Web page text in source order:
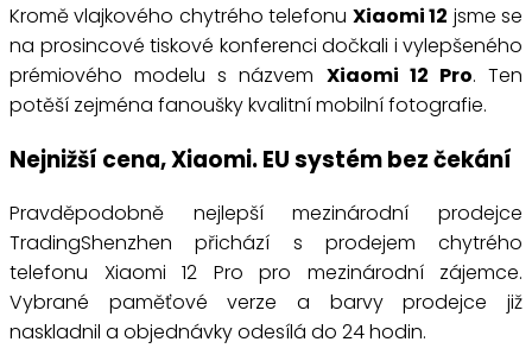
Kromě vlajkového chytrého telefonu Xiaomi 12 jsme se
na prosincové tiskové konferenci dočkali i vylepšeného
prémiového modelu s názvem Xiaomi 12 Pro. Ten
potěší zejména fanoušky kvalitní mobilní fotografie.
Nejnižší cena, Xiaomi. EU systém bez čekání
Pravděpodobně nejlepší mezinárodní prodejce
TradingShenzhen přichází s prodejem chytrého
telefonu Xiaomi 12 Pro pro mezinárodní zájemce.
Vybrané paměťové verze a barvy prodejce již
naskladnil a objednávky odesílá do 24 hodin.